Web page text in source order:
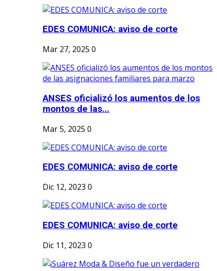
EDES COMUNICA: aviso de corte
Mar 27, 2025 0
ANSES oficializó los aumentos de los
montos de las...
Mar 5, 2025 0
EDES COMUNICA: aviso de corte
Dic 12, 2023 0
EDES COMUNICA: aviso de corte
Dic 11, 2023 0